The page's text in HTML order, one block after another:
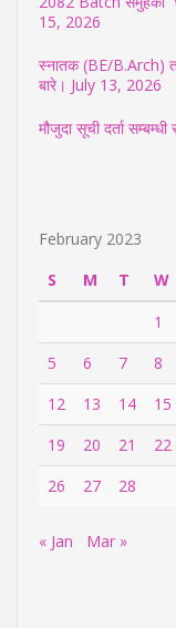
15, 2026
स्नातक (BE/B.Arch)
बारे। July 13, 2026
मौजुदा सूची दर्ता
February 2023
S
M T W
1
5
6 7 8
12
13 14 15
19
20 21 22
26
27 28
« Jan Mar »